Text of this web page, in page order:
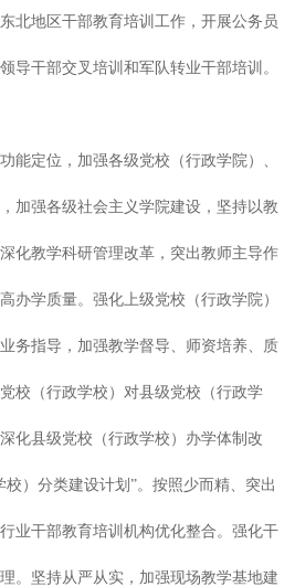
北地区干部教育培训工作，开展公务员
导干部交叉培训和军队转业干部培训。
能定位，加强各级党校（行政学院）、
加强各级社会主义学院建设，坚持以教
化教学科研管理改革，突出教师主导作
办学质量。强化上级党校（行政学院）
务指导，加强教学督导、师资培养、质
校（行政学校）对县级党校（行政学
化县级党校（行政学校）办学体制改
）分类建设计划”。按照少而精、突出
业干部教育培训机构优化整合。强化干
。坚持从严从实，加强现场教学基地建